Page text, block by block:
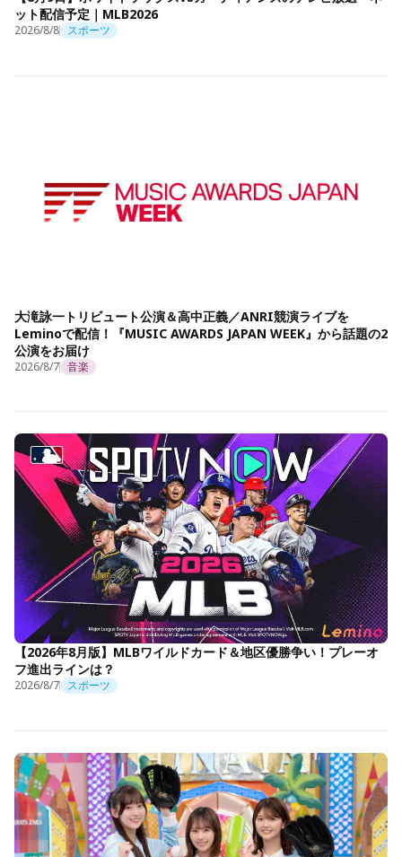
ット配信予定｜MLB2026
2026/8/8 スポーツ
大滝詠一トリビュート公演＆高中正義／ANRI競演ライブを
Leminoで配信！『MUSIC AWARDS JAPAN WEEK』から話題の2
公演をお届け
2026/8/7 音楽
【2026年8月版】MLBワイルドカード＆地区優勝争い！プレーオ
フ進出ラインは？
2026/8/7 スポーツ